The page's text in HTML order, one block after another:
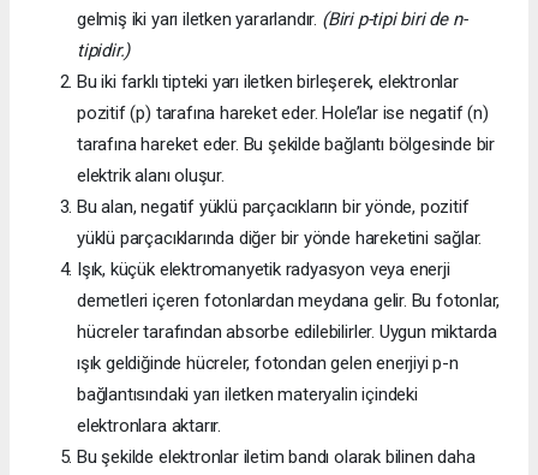
gelmiş iki yarı iletken yararlandır. (Biri p-tipi biri de n-
tipidir.)
Bu iki farklı tipteki yarı iletken birleşerek, elektronlar
pozitif (p) tarafına hareket eder. Hole’lar ise negatif (n)
tarafına hareket eder. Bu şekilde bağlantı bölgesinde bir
elektrik alanı oluşur.
Bu alan, negatif yüklü parçacıkların bir yönde, pozitif
yüklü parçacıklarında diğer bir yönde hareketini sağlar.
Işık, küçük elektromanyetik radyasyon veya enerji
demetleri içeren fotonlardan meydana gelir. Bu fotonlar,
hücreler tarafından absorbe edilebilirler. Uygun miktarda
ışık geldiğinde hücreler, fotondan gelen enerjiyi p-n
bağlantısındaki yarı iletken materyalin içindeki
elektronlara aktarır.
Bu şekilde elektronlar iletim bandı olarak bilinen daha